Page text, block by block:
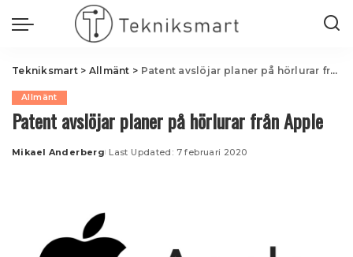
Tekniksmart> Allmänt > Patent avslöjar planer på hörlurar från Apple
Allmänt
Patent avslöjar planer på hörlurar från Apple
Posted
Mikael Anderberg Last Updated: 7 februari 2020